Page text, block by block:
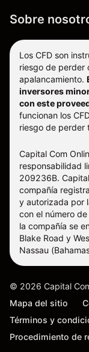
Sobre
Los CFD son
riesgo de perder
apalancamiento.
inversores
con este
funcionan los
riesgo de perder
Capital Com
responsabilidad
209236B.
compañía
y autorizada por
con el número
la compañía se
Blake Road y
Nassau
© 2026 Capital
Mapa del sitio
Términos y
Procedimiento de